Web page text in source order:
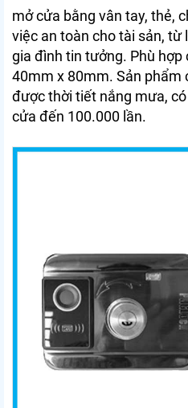
mở cửa bằng vân tay, thẻ,
việc an toàn cho tài sản, từ
gia đình tin tưởng. Phù hợp
40mm x 80mm. Sản phẩm
được thời tiết nắng mưa,
cửa đến 100.000 lần.